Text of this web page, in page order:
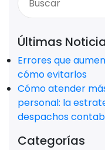
Últimas
Errores que
cómo evitarlos
Cómo atender
personal: la
despachos
Categorías